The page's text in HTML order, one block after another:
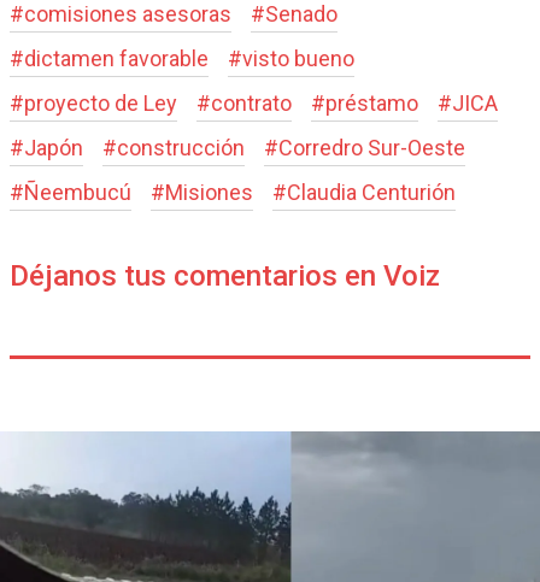
#comisiones asesoras #Senado
#dictamen favorable #visto bueno
#proyecto de Ley #contrato #préstamo #JICA
#Japón #construcción #Corredro Sur-Oeste
#Ñeembucú #Misiones #Claudia Centurión
Déjanos tus comentarios en Voiz